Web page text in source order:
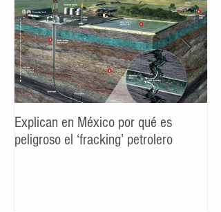
Explican en México por qué es
peligroso el ‘fracking’ petrolero